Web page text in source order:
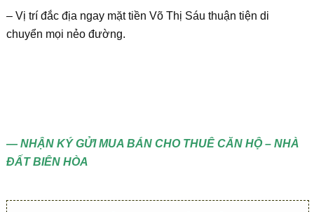
– Vị trí đắc địa ngay mặt tiền Võ Thị Sáu thuận tiện di
chuyển mọi nẻo đường.
— NHẬN KÝ GỬI MUA BÁN CHO THUÊ CĂN HỘ – NHÀ
ĐẤT BIÊN HÒA